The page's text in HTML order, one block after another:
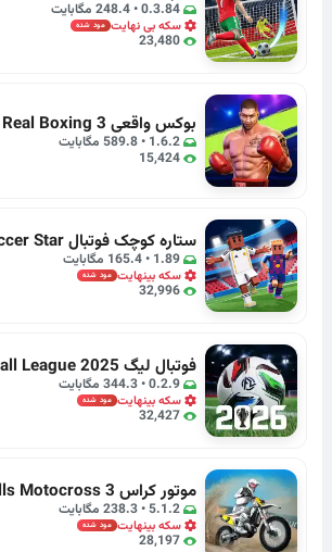
0.3.84 • 248.4 مگابایت
سکه بی نهایت مود شده
23,480
بوکس واقعی Real Boxing 3
1.6.2 • 589.8 مگابایت
15,424
ستاره کوچک فوتبال Mini Soccer Star
1.89 • 165.4 مگابایت
سکه بینهایت مود شده
32,996
فوتبال لیگ Football League 2025
0.2.9 • 344.3 مگابایت
سکه بینهایت مود شده
32,427
موتور کراس Mad Skills Motocross 3
5.1.2 • 238.3 مگابایت
سکه بینهایت مود شده
28,197